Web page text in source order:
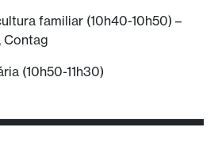
familiar (10h40-10h50) –
Contag
(10h50-11h30)